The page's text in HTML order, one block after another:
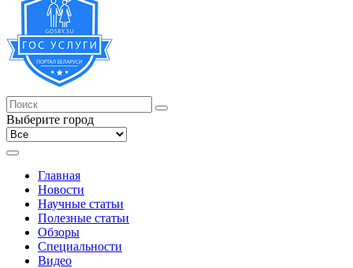
Выберите город
Главная
Новости
Научные статьи
Полезные статьи
Обзоры
Специальности
Видео